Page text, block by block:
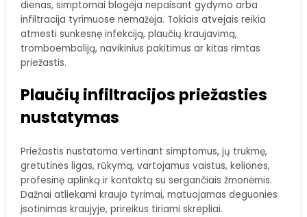
dienas, simptomai blogėja nepaisant gydymo arba
infiltracija tyrimuose nemažėja. Tokiais atvejais reikia
atmesti sunkesnę infekciją, plaučių kraujavimą,
tromboemboliją, navikinius pakitimus ar kitas rimtas
priežastis.
Plaučių infiltracijos priežasties
nustatymas
Priežastis nustatoma vertinant simptomus, jų trukmę,
gretutines ligas, rūkymą, vartojamus vaistus, keliones,
profesinę aplinką ir kontaktą su sergančiais žmonėmis.
Dažnai atliekami kraujo tyrimai, matuojamas deguonies
įsotinimas kraujyje, prireikus tiriami skrepliai.